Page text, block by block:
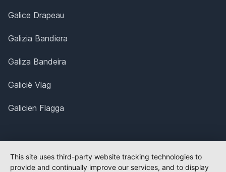
Galice Drapeau
Galizia Bandiera
Galiza Bandeira
Galicië Vlag
Galicien Flagga
This site uses third-party website tracking technologies to
provide and continually improve our services, and to display